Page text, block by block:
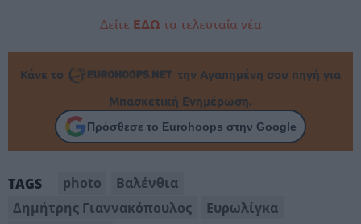
Δείτε ΕΔΩ τα τελευταία νέα
Κάνε το
την Αγαπημένη σου πηγή για
Μπασκετική Ενημέρωση.
Πρόσθεσε το Eurohoops στην Google
TAGS photo
Βαλένθια
Δημήτρης Γιαννακόπουλος
Ευρωλίγκα